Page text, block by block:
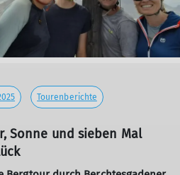
Tourenberichte
Sonne und sieben Mal